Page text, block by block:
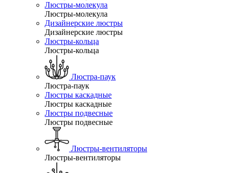
Люстры-молекула
Люстры-молекула
Дизайнерские люстры
Дизайнерские люстры
Люстры-кольца
Люстры-кольца
Люстра-паук
Люстра-паук
Люстры каскадные
Люстры каскадные
Люстры подвесные
Люстры подвесные
Люстры-вентиляторы
Люстры-вентиляторы